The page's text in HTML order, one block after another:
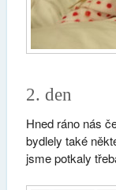
2. den
Hned ráno nás
bydlely také
jsme potkaly